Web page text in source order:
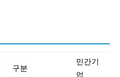
구분
민간기
업